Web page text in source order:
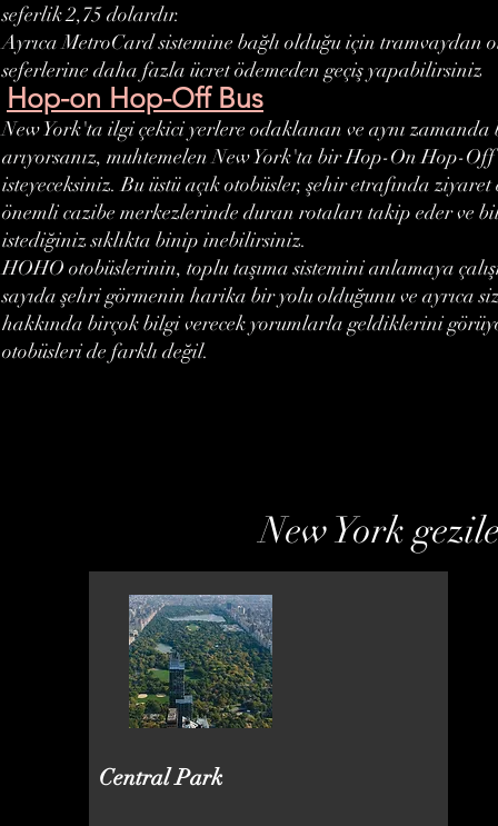
seferlik 2,75 dolardır.
Ayrıca MetroCard sistemine bağlı olduğu için tramvaydan
seferlerine daha fazla ücret ödemeden geçiş yapabilirsiniz
Hop-on Hop-Off Bus
New York'ta ilgi çekici yerlere odaklanan ve aynı
arıyorsanız, muhtemelen New York'ta bir Hop-On Hop-
isteyeceksiniz. Bu üstü açık otobüsler, şehir etrafında
önemli cazibe merkezlerinde duran rotaları takip eder ve
istediğiniz sıklıkta binip inebilirsiniz.
HOHO otobüslerinin, toplu taşıma sistemini anlamaya
sayıda şehri görmenin harika bir yolu olduğunu ve ayrıca
hakkında birçok bilgi verecek yorumlarla geldiklerini
otobüsleri de farklı değil.
New York
Central Park